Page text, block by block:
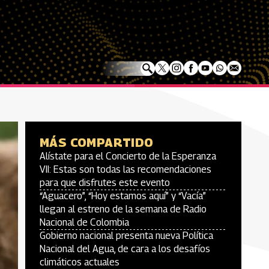
MÁS COMPARTIDO
Alístate para el Concierto de la Esperanza
VII: Estas son todas las recomendaciones
para que disfrutes este evento
“Aguacero”, “Hoy estamos aquí” y “Vacía”
llegan al estreno de la semana de Radio
Nacional de Colombia
Gobierno nacional presenta nueva Política
Nacional del Agua, de cara a los desafíos
climáticos actuales